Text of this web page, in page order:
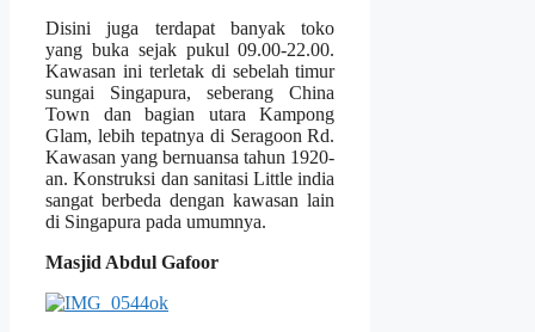
Disini juga terdapat banyak toko
yang buka sejak pukul 09.00-22.00.
Kawasan ini terletak di sebelah timur
sungai Singapura, seberang China
Town dan bagian utara Kampong
Glam, lebih tepatnya di Seragoon Rd.
Kawasan yang bernuansa tahun 1920-
an. Konstruksi dan sanitasi Little india
sangat berbeda dengan kawasan lain
di Singapura pada umumnya.
Masjid Abdul Gafoor